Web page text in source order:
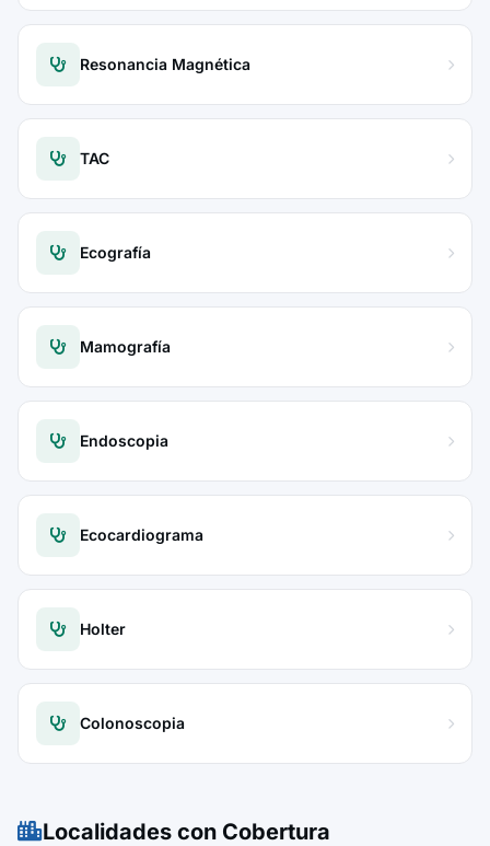
Resonancia Magnética
TAC
Ecografía
Mamografía
Endoscopia
Ecocardiograma
Holter
Colonoscopia
Localidades con Cobertura